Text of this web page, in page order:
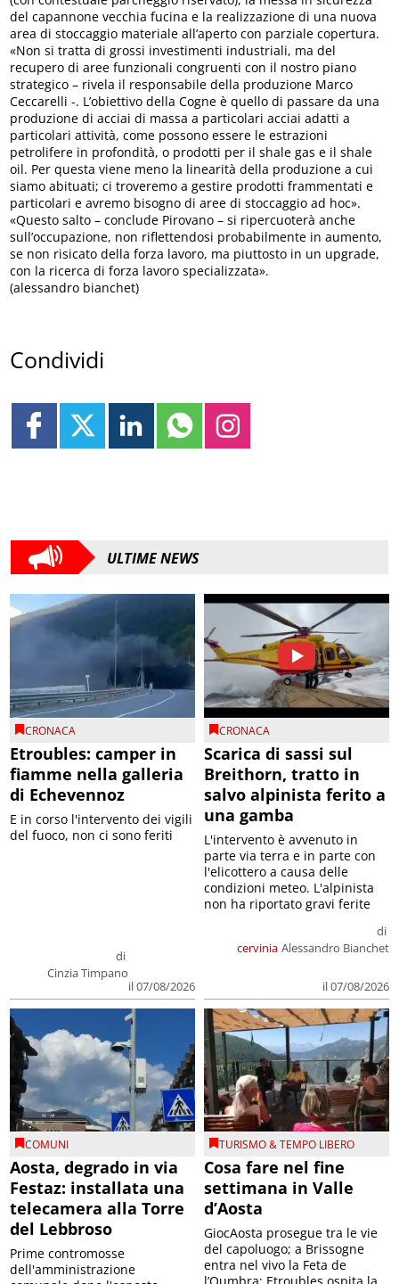
del capannone vecchia fucina e la realizzazione di una nuova
area di stoccaggio materiale all’aperto con parziale copertura.
«Non si tratta di grossi investimenti industriali, ma del
recupero di aree funzionali congruenti con il nostro piano
strategico – rivela il responsabile della produzione Marco
Ceccarelli -. L’obiettivo della Cogne è quello di passare da una
produzione di acciai di massa a particolari acciai adatti a
particolari attività, come possono essere le estrazioni
petrolifere in profondità, o prodotti per il shale gas e il shale
oil. Per questa viene meno la linearità della produzione a cui
siamo abituati; ci troveremo a gestire prodotti frammentati e
particolari e avremo bisogno di aree di stoccaggio ad hoc».
«Questo salto – conclude Pirovano – si ripercuoterà anche
sull’occupazione, non riflettendosi probabilmente in aumento,
se non risicato della forza lavoro, ma piuttosto in un upgrade,
con la ricerca di forza lavoro specializzata».
(alessandro bianchet)
Condividi
ULTIME NEWS
CRONACA
Etroubles: camper in
fiamme nella galleria
di Echevennoz
di
Cinzia Timpano
il 07/08/2026
E in corso l'intervento dei vigili
del fuoco, non ci sono feriti
CRONACA
Scarica di sassi sul
Breithorn, tratto in
salvo alpinista ferito a
una gamba
cervinia
di
Alessandro Bianchet
il 07/08/2026
L'intervento è avvenuto in
parte via terra e in parte con
l'elicottero a causa delle
condizioni meteo. L'alpinista
non ha riportato gravi ferite
COMUNI
Aosta, degrado in via
Festaz: installata una
telecamera alla Torre
del Lebbroso
Prime contromosse
dell'amministrazione
TURISMO & TEMPO LIBERO
Cosa fare nel fine
settimana in Valle
d’Aosta
GiocAosta prosegue tra le vie
del capoluogo; a Brissogne
entra nel vivo la Feta de